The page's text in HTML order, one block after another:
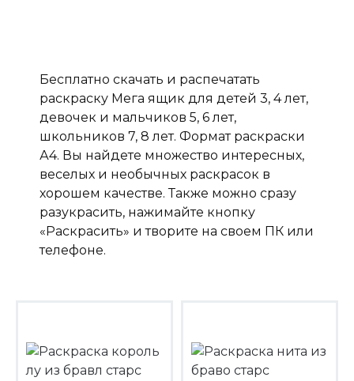
Бесплатно скачать и распечатать
раскраску Мега ящик для детей 3, 4 лет,
девочек и мальчиков 5, 6 лет,
школьников 7, 8 лет. Формат раскраски
А4. Вы найдете множество интересных,
веселых и необычных раскрасок в
хорошем качестве. Также можно сразу
разукрасить, нажимайте кнопку
«Раскрасить» и творите на своем ПК или
телефоне.